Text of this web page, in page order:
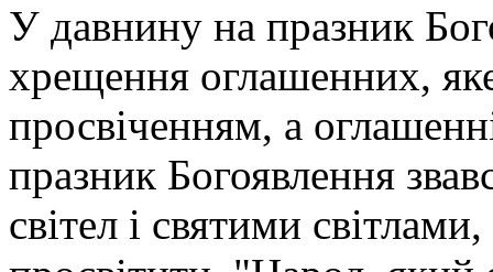
У давнину на празник
хрещення оглашенних,
просвіченням, а
празник Богоявлення
світел і святими